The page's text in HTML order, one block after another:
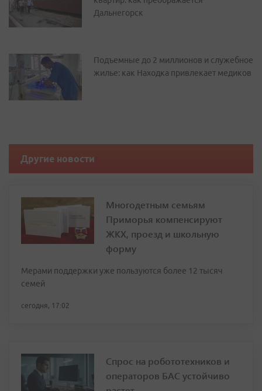
Дальнегорск
Подъемные до 2 миллионов и служебное
жилье: как Находка привлекает медиков
Другие новости
Многодетным семьям
Приморья компенсируют
ЖКХ, проезд и школьную
форму
Мерами поддержки уже пользуются более 12 тысяч
семей
сегодня, 17:02
Спрос на робототехников и
операторов БАС устойчиво